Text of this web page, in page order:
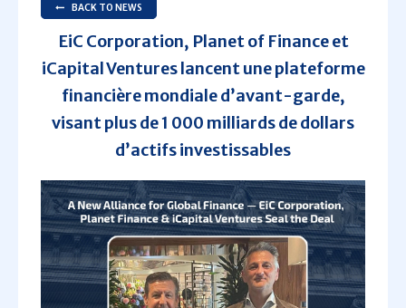
BACK TO NEWS
EiC Corporation, Planet of Finance et
iCapital Ventures lancent une plateforme
financière mondiale d’avant-garde,
visant plus de 1 000 milliards de dollars
d’actifs investissables